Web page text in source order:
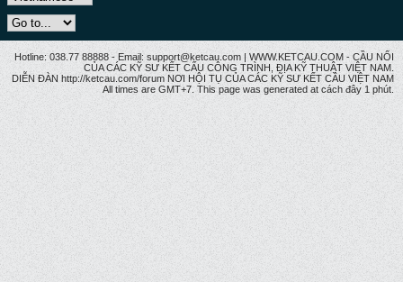
Hotline: 038.77 88888 - Email: support@ketcau.com | WWW.KETCAU.COM - CẦU NỐI
CỦA CÁC KỸ SƯ KẾT CẤU CÔNG TRÌNH, ĐỊA KỸ THUẬT VIỆT NAM.
DIỄN ĐÀN http://ketcau.com/forum NƠI HỘI TỤ CỦA CÁC KỸ SƯ KẾT CÂU VIỆT NAM
All times are GMT+7. This page was generated at cách đây 1 phút.